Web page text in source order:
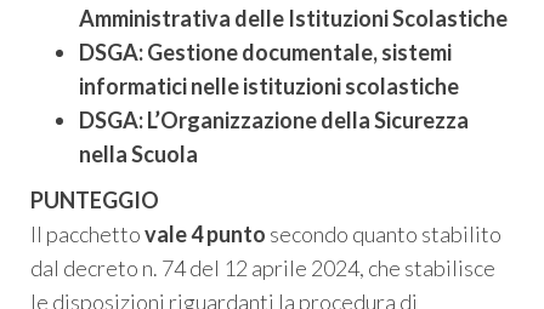
Amministrativa delle Istituzioni Scolastiche
DSGA: Gestione documentale, sistemi
informatici nelle istituzioni scolastiche
DSGA: L’Organizzazione della Sicurezza
nella Scuola
PUNTEGGIO
Il pacchettovale 4 punto secondo quanto stabilito
dal decreto n. 74 del 12 aprile 2024, che stabilisce
le disposizioni riguardanti la procedura di